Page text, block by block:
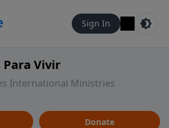
Sign In
Para Vivir
International Ministries
Donate